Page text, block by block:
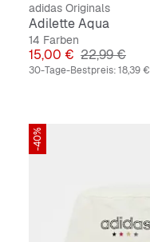
adidas Originals
Adilette Aqua
14 Farben
Preis
15,00 € Originalpreis
22,99 €
30-Tage-Bestpreis:18,39 €
-40%